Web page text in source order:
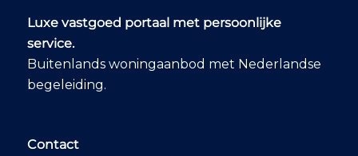
Luxe vastgoed portaal met persoonlijke
service.
Buitenlands woningaanbod met Nederlandse
begeleiding.
Contact